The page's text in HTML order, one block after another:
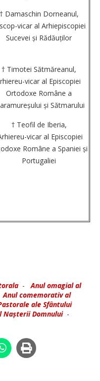
† Damaschin Dorneanul,
vicar al Arhiepiscopiei
Sucevei și Rădăuților
† Timotei Sătmăreanul,
vicar al Episcopiei
Ortodoxe Române a
și Sătmarului
† Teofil de Iberia,
vicar al Episcopiei
Române a Spaniei și
Portugaliei
-Anul omagial al
Anul comemorativ al
ale Sfântului
Nașterii Domnului-